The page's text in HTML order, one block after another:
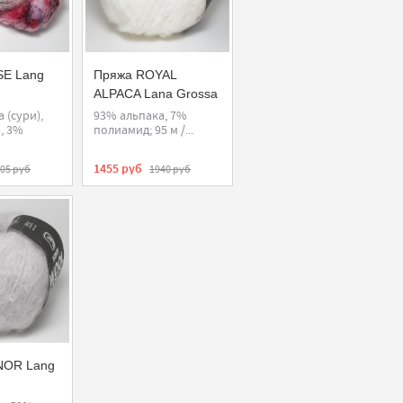
Lang
(сури),
3%
руб
Пряжа ROYAL
ALPACA Lana Grossa
93% альпака, 7%
полиамид; 95 м /...
1455 руб 1940 руб
Lang